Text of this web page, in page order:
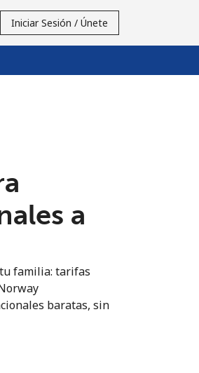
Iniciar Sesión / Únete
a
familia: tarifas
baratas, sin